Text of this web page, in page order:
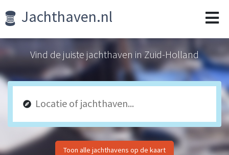
Jachthaven.nl
Vind de juiste jachthaven in Zuid-Holland
Toon alle jachthavens op de kaart